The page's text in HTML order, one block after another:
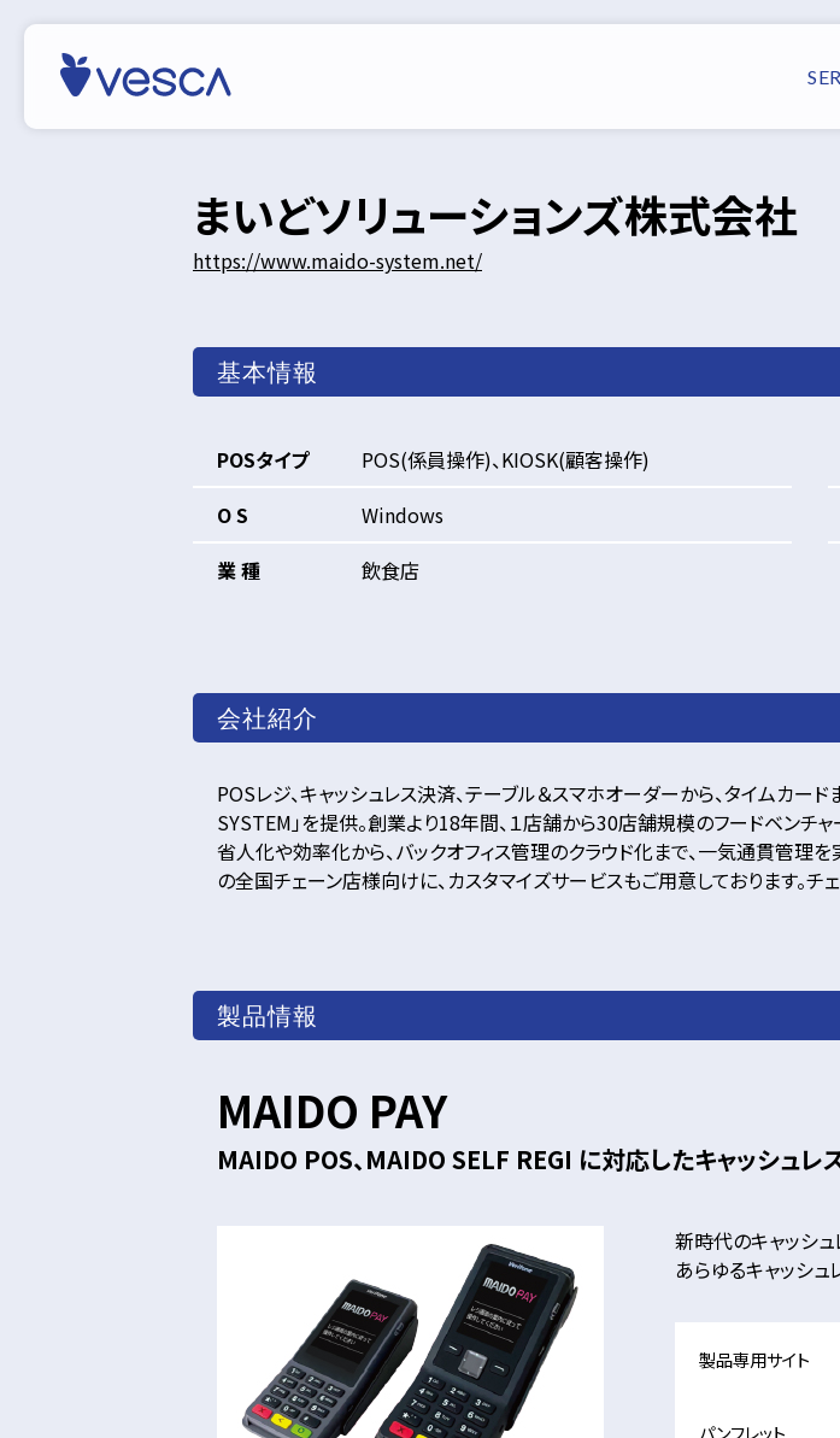
まいどソリューションズ株式会社
https://www.maido-system.net/
基本情報
POSタイプ POS(係員操作)、KIOSK(顧客操作)
O S
Windows
業 種
飲食店
会社紹介
POSレジ、キャッシュレス決済、テーブル＆スマホオーダーから、タイムカ
SYSTEM」を提供。創業より18年間、１店舗から30店舗規模のフードベン
省人化や効率化から、バックオフィス管理のクラウド化まで、一気通貫管理
の全国チェーン店様向けに、カスタマイズサービスもご用意しております。チ
製品情報
MAIDO PAY
MAIDO POS、MAIDO SELF REGI に対応したキャッシュレ
新時代のキャッシュ
あらゆるキャッシ
製品専用サイト
パンフレット